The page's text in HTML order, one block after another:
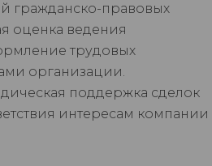
гражданско-правовых
оценка ведения
трудовых
организации.
поддержка сделок
интересам компании